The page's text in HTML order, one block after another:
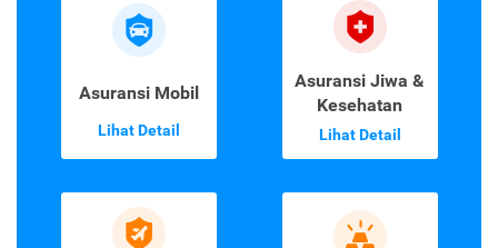
Asuransi Mobil
Lihat Detail
Asuransi Jiwa &
Kesehatan
Lihat Detail